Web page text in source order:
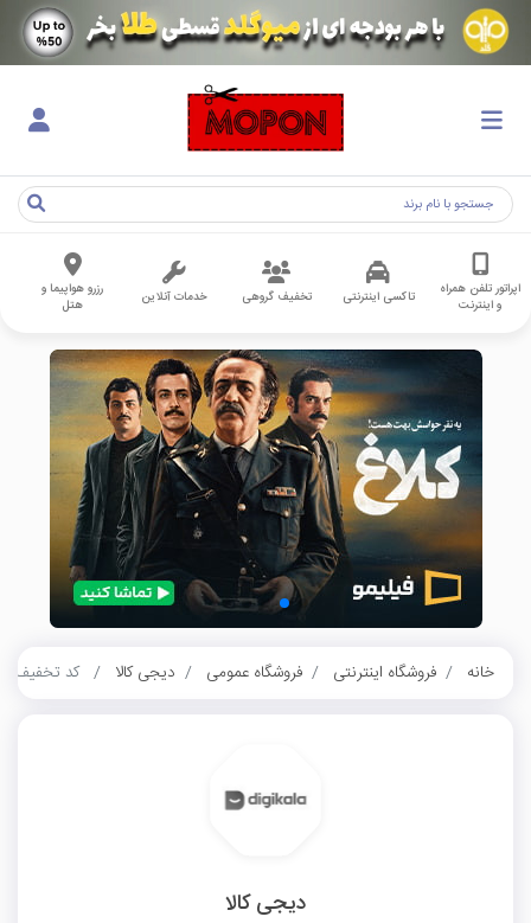
اپراتور تلفن همراه
و اینترنت
تاکسی اینترنتی تخفیف گروهی خدمات آنلاین
رزرو هواپیما و
هتل
خانه فروشگاه اینترنتی فروشگاه عمومی دیجی کالا کد تخفیف 60 هزار تومانی دیجی کالا
دیجی کالا